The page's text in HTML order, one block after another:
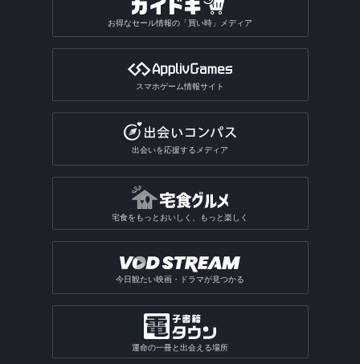
お得なセール情報の「買い時」メディア
スマホゲーム情報サイト
出会いを応援するメディア
宅食をもっとおいしく、もっと楽しく
今日観たい映画・ドラマが見つかる
運命の一冊と出会える場所